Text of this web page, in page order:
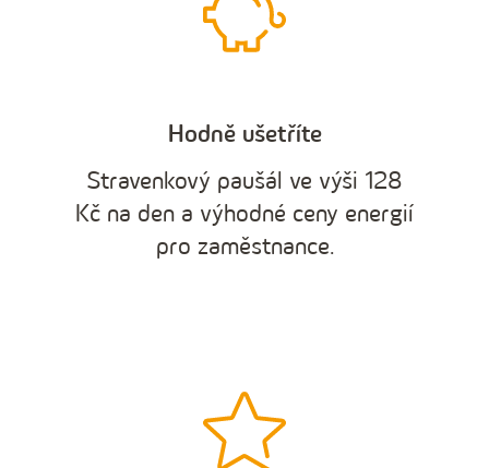
Hodně ušetříte
Stravenkový paušál ve výši 128
Kč na den a výhodné ceny energií
pro zaměstnance.